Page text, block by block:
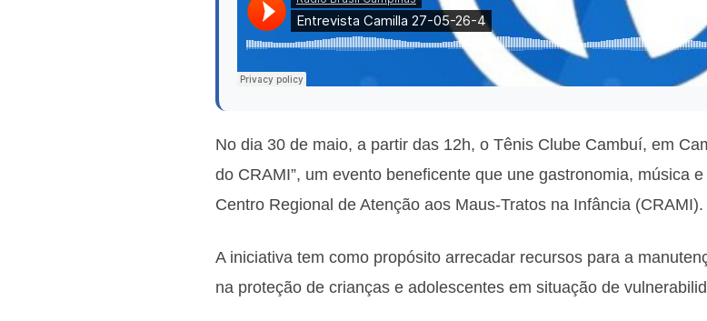
No dia 30 de maio, a partir das 12h, o Tênis Clube Cambuí, em
do CRAMI”, um evento beneficente que une gastronomia, música
Centro Regional de Atenção aos Maus-Tratos na Infância (CRAMI).
A iniciativa tem como propósito arrecadar recursos para a
na proteção de crianças e adolescentes em situação de